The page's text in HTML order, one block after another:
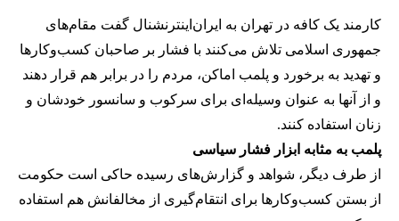
کارمند یک کافه در تهران به ایران‌اینترنشنال گفت مقام‌های
جمهوری اسلامی تلاش می‌کنند با فشار بر صاحبان کسب‌وکارها
و تهدید به برخورد و پلمب اماکن، مردم را در برابر هم قرار دهند
و از آنها به عنوان وسیله‌ای برای سرکوب و سانسور خودشان و
زنان استفاده کنند.
پلمب به مثابه ابزار فشار سیاسی
از طرف دیگر، شواهد و گزارش‌های رسیده حاکی است حکومت
از بستن کسب‌وکارها برای انتقام‌گیری از مخالفانش هم استفاده